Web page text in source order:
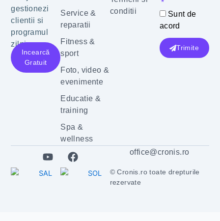
gestionezi
clientii si
programul
zilnic.
Incearcă
Gratuit
Service &
reparatii
Fitness &
sport
Foto, video &
evenimente
Educatie &
training
Spa &
wellness
conditii
Sunt de
acord
Trimite
Y
o
u
F
a
office@cronis.ro
© Cronis.ro toate drepturile
rezervate